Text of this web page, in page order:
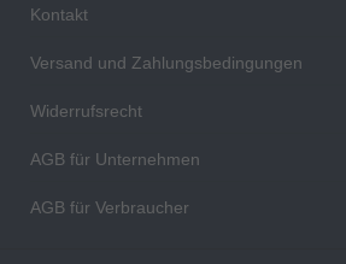
Kontakt
Versand und Zahlungsbedingungen
Widerrufsrecht
AGB für Unternehmen
AGB für Verbraucher